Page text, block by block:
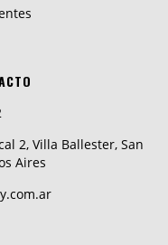
2, Villa Ballester, San
Aires